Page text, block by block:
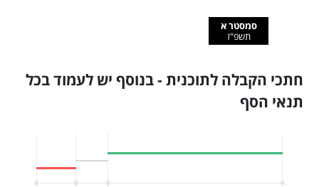
סמסטר א
תשפ"ז
חתכי הקבלה לתוכנית - בנוסף יש לעמוד בכל
תנאי הסף